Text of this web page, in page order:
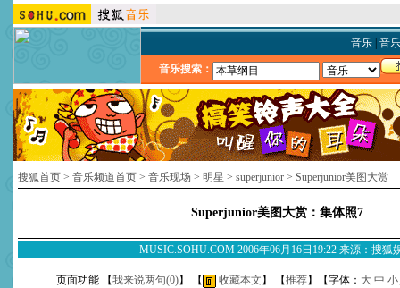
音乐| 音
音乐搜索：
搜狐首页 > 音乐频道首页 > 音乐现场 > 明星 > superjunior > Superjunior美图大赏
Superjunior美图大赏：集体照7
MUSIC.SOHU.COM 2006年06月16日19:22 来源：搜狐
页面功能 【我来说两句(0)】 【 收藏本文 】 【推荐】【字体： 大 中 小